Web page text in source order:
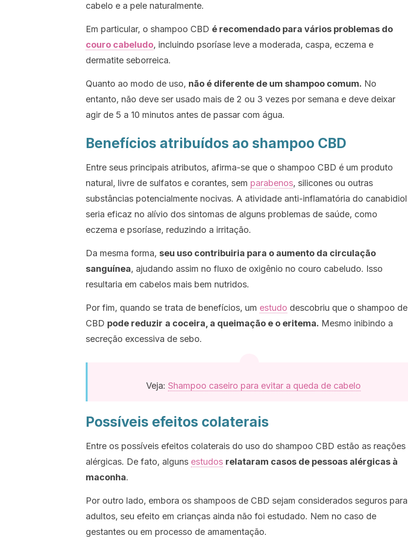
cabelo e a pele naturalmente.
Em particular, o shampoo CBD é recomendado para vários problemas do
couro cabeludo, incluindo psoríase leve a moderada, caspa, eczema e
dermatite seborreica.
Quanto ao modo de uso, não é diferente de um shampoo comum. No
entanto, não deve ser usado mais de 2 ou 3 vezes por semana e deve deixar
agir de 5 a 10 minutos antes de passar com água.
Benefícios atribuídos ao shampoo CBD
Entre seus principais atributos, afirma-se que o shampoo CBD é um produto
natural, livre de sulfatos e corantes, sem parabenos, silicones ou outras
substâncias potencialmente nocivas. A atividade anti-inflamatória do canabidiol
seria eficaz no alívio dos sintomas de alguns problemas de saúde, como
eczema e psoríase, reduzindo a irritação.
Da mesma forma, seu uso contribuiria para o aumento da circulação
sanguínea, ajudando assim no fluxo de oxigênio no couro cabeludo. Isso
resultaria em cabelos mais bem nutridos.
Por fim, quando se trata de benefícios, um estudo descobriu que o shampoo de
CBD pode reduzir a coceira, a queimação e o eritema. Mesmo inibindo a
secreção excessiva de sebo.
Veja: Shampoo caseiro para evitar a queda de cabelo
Possíveis efeitos colaterais
Entre os possíveis efeitos colaterais do uso do shampoo CBD estão as reações
alérgicas. De fato, alguns estudos relataram casos de pessoas alérgicas à
maconha.
Por outro lado, embora os shampoos de CBD sejam considerados seguros para
adultos, seu efeito em crianças ainda não foi estudado. Nem no caso de
gestantes ou em processo de amamentação.